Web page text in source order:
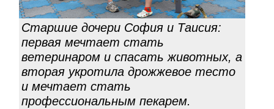
Старшие дочери София и Таисия:
первая мечтает стать
ветеринаром и спасать животных, а
вторая укротила дрожжевое тесто
и мечтает стать
профессиональным пекарем.